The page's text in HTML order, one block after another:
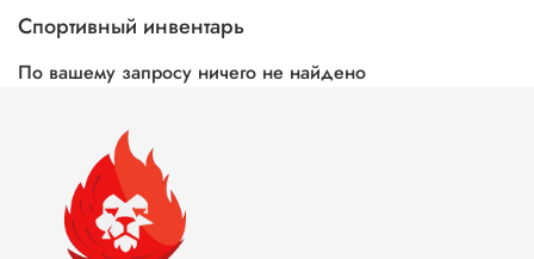
Спортивный инвентарь
По вашему запросу ничего не найдено